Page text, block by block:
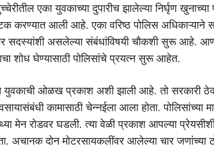
एका युवकाच्या दुपारीच झालेल्या निर्घृण
करण्यात आली आहे. एका वरिष्ठ पोलिस अधिकाऱ्याने
सदस्यांशी असलेल्या संबंधांविषयी चौकशी सुरू आहे.
शोध घेण्यासाठी पोलिसांचे प्रयत्न सुरू आहेत.
युवकाची ओळख प्रकाश अशी झाली आहे. तो सरकारी
कामासाठी चेन्नईला आला होता. पोलिसांच्या
मेन रोडवर घडली. त्या वेळी प्रकाश आपल्या
अचानक दोन मोटरसायकलींवर आलेल्या चार जणांच्या